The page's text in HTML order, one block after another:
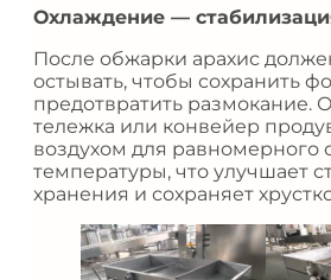
Охлаждение —
После обжарки арахис
остывать, чтобы сохранить
предотвратить размокание.
тележка или конвейер
воздухом для равномерного
температуры, что улучшает
хранения и сохраняет